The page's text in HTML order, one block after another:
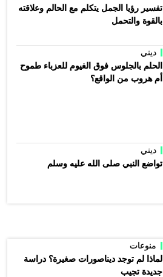
تفسير رؤيا الجمل يتكلم مع الحالم وعلاقته
بالقوة والتحمل
ديني
الحلم بالجلوس فوق الغيوم للعزباء طموح
أم هروب من الواقع؟
ديني
تواضع النبي صلى الله عليه وسلم
منوعات
لماذا لم توجد ديناصورات صغيرة؟ دراسة
جديدة تجيب